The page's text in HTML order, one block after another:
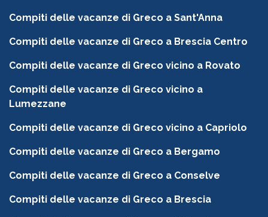
Compiti delle vacanze di Greco a Sant'Anna
Compiti delle vacanze di Greco a Brescia Centro
Compiti delle vacanze di Greco vicino a Rovato
Compiti delle vacanze di Greco vicino a
Lumezzane
Compiti delle vacanze di Greco vicino a Capriolo
Compiti delle vacanze di Greco a Bergamo
Compiti delle vacanze di Greco a Conselve
Compiti delle vacanze di Greco a Brescia